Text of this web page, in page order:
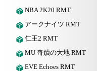
NBA 2K20 RMT
アークナイツ RMT
仁王2 RMT
MU 奇蹟の大地 RMT
EVE Echoes RMT